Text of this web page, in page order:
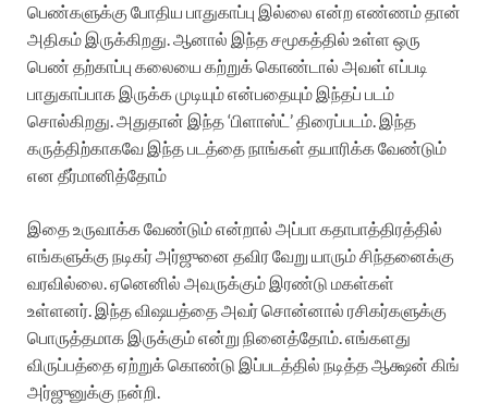
பெண்களுக்கு போதிய பாதுகாப்பு இல்லை என்ற எண்ணம் தான்
அதிகம் இருக்கிறது. ஆனால் இந்த சமூகத்தில் உள்ள ஒரு
பெண் தற்காப்பு கலையை கற்றுக் கொண்டால் அவள் எப்படி
பாதுகாப்பாக இருக்க முடியும் என்பதையும் இந்தப் படம்
சொல்கிறது. அதுதான் இந்த ‘பிளாஸ்ட்’ திரைப்படம். இந்த
கருத்திற்காகவே இந்த படத்தை நாங்கள் தயாரிக்க வேண்டும்
என தீர்மானித்தோம்
இதை உருவாக்க வேண்டும் என்றால் அப்பா கதாபாத்திரத்தில்
எங்களுக்கு நடிகர் அர்ஜுனை தவிர வேறு யாரும் சிந்தனைக்கு
வரவில்லை. ஏனெனில் அவருக்கும் இரண்டு மகள்கள்
உள்ளனர். இந்த விஷயத்தை அவர் சொன்னால் ரசிகர்களுக்கு
பொருத்தமாக இருக்கும் என்று நினைத்தோம். எங்களது
விருப்பத்தை ஏற்றுக் கொண்டு இப்படத்தில் நடித்த ஆக்ஷன் கிங்
அர்ஜுனுக்கு நன்றி.